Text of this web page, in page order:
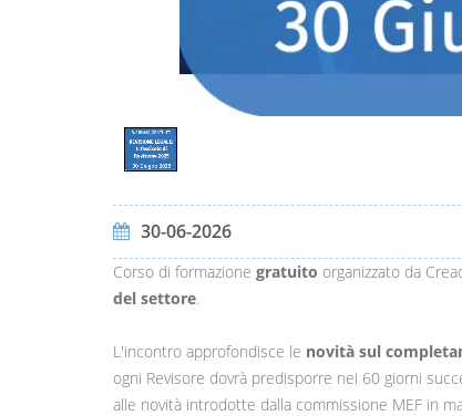
30-06-2026
Corso di formazione gratuito organizzato da
del settore.
L'incontro approfondisce le novità sul
ogni Revisore dovrà predisporre nei 60 giorni
alle novità introdotte dalla commissione MEF in